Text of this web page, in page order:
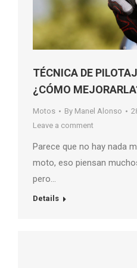
TÉCNICA DE
¿CÓMO
Motos By Manel Alonso
Leave a comment
Parece que no hay nada
moto, eso piensan
pero…
Details